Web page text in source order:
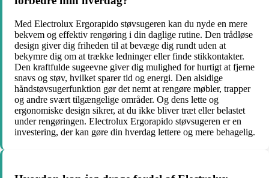
Med Electrolux Ergorapido støvsugeren kan du nyde en mere
bekvem og effektiv rengøring i din daglige rutine. Den trådløse
design giver dig friheden til at bevæge dig rundt uden at
bekymre dig om at trække ledninger eller finde stikkontakter.
Den kraftfulde sugeevne giver dig mulighed for hurtigt at fjerne
snavs og støv, hvilket sparer tid og energi. Den alsidige
håndstøvsugerfunktion gør det nemt at rengøre møbler, trapper
og andre svært tilgængelige områder. Og dens lette og
ergonomiske design sikrer, at du ikke bliver træt eller belastet
under rengøringen. Electrolux Ergorapido støvsugeren er en
investering, der kan gøre din hverdag lettere og mere behagelig.